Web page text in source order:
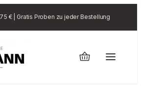
€ | Gratis Proben zu jeder Bestellung